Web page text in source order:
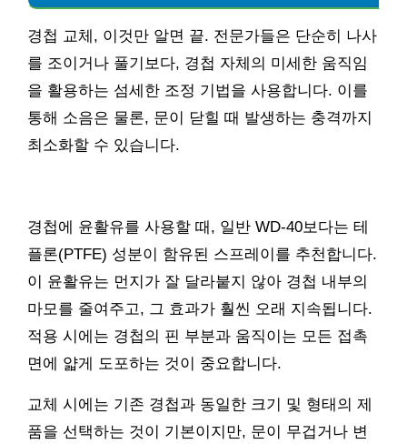
경첩 교체, 이것만 알면 끝. 전문가들은 단순히 나사
를 조이거나 풀기보다, 경첩 자체의 미세한 움직임
을 활용하는 섬세한 조정 기법을 사용합니다. 이를
통해 소음은 물론, 문이 닫힐 때 발생하는 충격까지
최소화할 수 있습니다.
경첩에 윤활유를 사용할 때, 일반 WD-40보다는 테
플론(PTFE) 성분이 함유된 스프레이를 추천합니다.
이 윤활유는 먼지가 잘 달라붙지 않아 경첩 내부의
마모를 줄여주고, 그 효과가 훨씬 오래 지속됩니다.
적용 시에는 경첩의 핀 부분과 움직이는 모든 접촉
면에 얇게 도포하는 것이 중요합니다.
교체 시에는 기존 경첩과 동일한 크기 및 형태의 제
품을 선택하는 것이 기본이지만, 문이 무겁거나 변